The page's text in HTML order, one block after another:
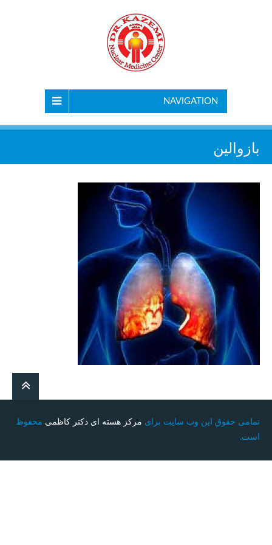
NAVIGATION
بازوالین
تمامی حقوق این وب سایت برای مرکز هسته ای دکتر کاظمی محفوظ
است.